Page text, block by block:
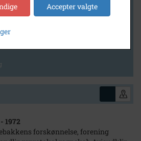
- 1972
forskønnelse, forening
Accepter valgte